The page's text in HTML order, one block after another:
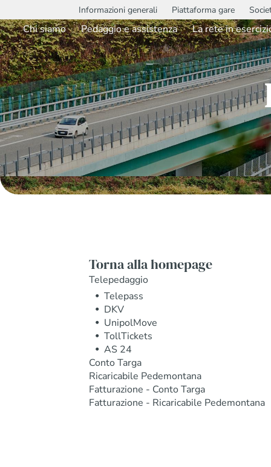
Informazioni generali Piattaforma gare
Chi siamo Pedaggio e assistenza La rete in
Torna alla homepage
Telepedaggio
Telepass
DKV
UnipolMove
TollTickets
AS 24
Conto Targa
Ricaricabile Pedemontana
Fatturazione - Conto Targa
Fatturazione - Ricaricabile Pedemontana